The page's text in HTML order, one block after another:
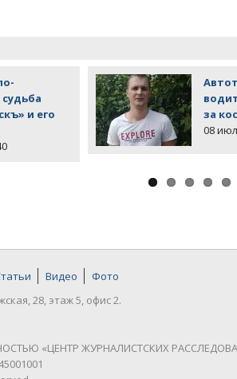
судьба
и его
за
08
Видео
Фото
28, этаж 5, офис 2.
«ЦЕНТР ЖУРНАЛИСТСКИХ